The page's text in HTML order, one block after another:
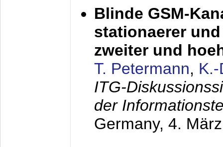
Blinde GSM-
stationaerer
zweiter und
T. Petermann,
ITG-
der
Germany, 4.